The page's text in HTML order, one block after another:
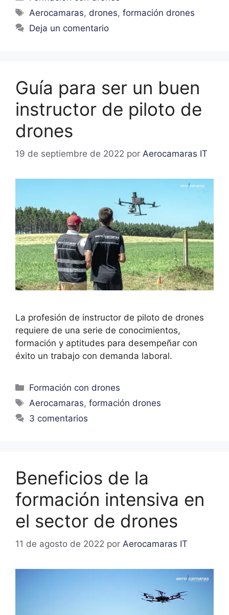
Aerocamaras, drones,formación drones
Deja un comentario
Guía para ser un buen
instructor de piloto de
drones
19 de septiembre de 2022 por Aerocamaras IT
La profesión de instructor de piloto de drones
requiere de una serie de conocimientos,
formación y aptitudes para desempeñar con
éxito un trabajo con demanda laboral.
Formación con drones
Aerocamaras,formación drones
3 comentarios
Beneficios de la
formación intensiva en
el sector de drones
11 de agosto de 2022 por Aerocamaras IT